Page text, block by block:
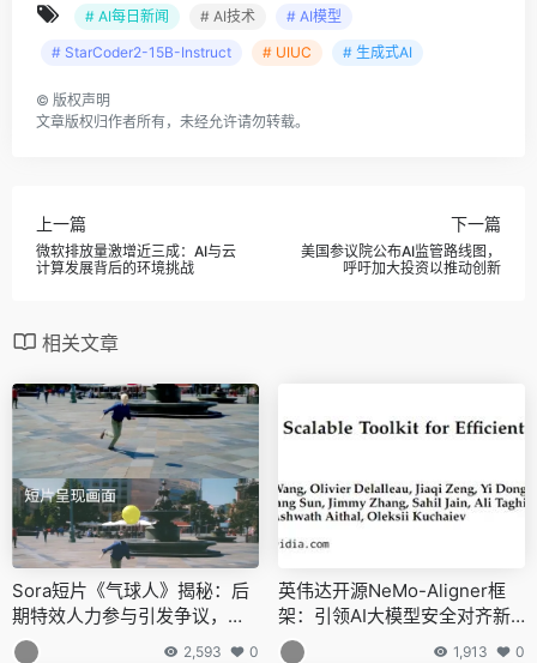
# AI每日新闻 # AI技术
# AI模型
# StarCoder2-15B-Instruct
# UIUC # 生成式AI
© 版权声明
文章版权归作者所有，未经允许请勿转载。
上一篇
微软排放量激增近三成：AI与云
计算发展背后的环境挑战
下一篇
美国参议院公布AI监管路线图，
呼吁加大投资以推动创新
相关文章
Sora短片《气球人》揭秘：后
期特效人力参与引发争议，视
频一致性仍存挑战
2,593 0
英伟达开源NeMo-Aligner框
架：引领AI大模型安全对齐新
潮流
1,913 0